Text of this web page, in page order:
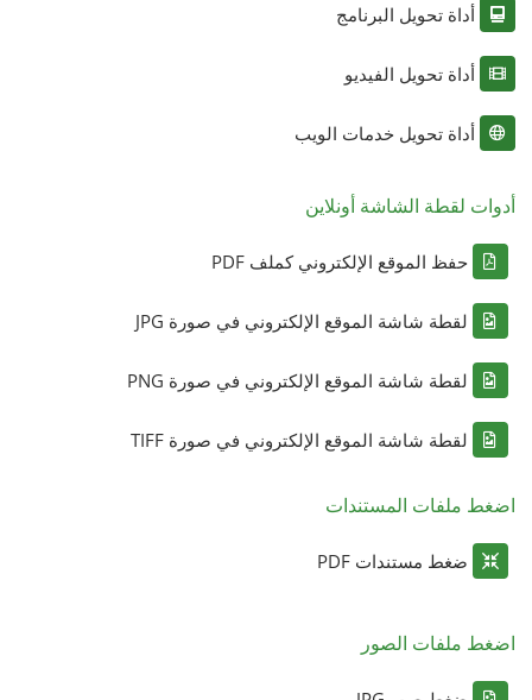
أداة تحويل البرنامج
أداة تحويل الفيديو
أداة تحويل خدمات الويب
أدوات لقطة الشاشة أونلاين
حفظ الموقع الإلكتروني كملف PDF
لقطة شاشة الموقع الإلكتروني في صورة JPG
لقطة شاشة الموقع الإلكتروني في صورة PNG
لقطة شاشة الموقع الإلكتروني في صورة TIFF
اضغط ملفات المستندات
ضغط مستندات PDF
اضغط ملفات الصور